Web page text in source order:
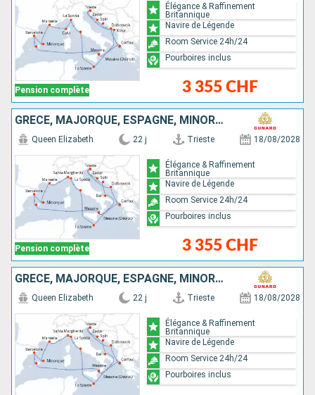
Pension complète 3 355 CHF
Élégance & Raffinement
Britannique
Navire de Légende
Room Service 24h/24
Pourboires inclus
GRÈCE, MAJORQUE, ESPAGNE, MINORQUE, FRANCE, ITALIE, MALTE, CROATIE
Pension complète
Queen Elizabeth 22 j Trieste 18/08/2028
3 355 CHF
Élégance & Raffinement
Britannique
Navire de Légende
Room Service 24h/24
Pourboires inclus
GRÈCE, MAJORQUE, ESPAGNE, MINORQUE, FRANCE, MALTE, CROATIE, ITALIE
Queen Elizabeth 22 j Trieste 18/08/2028
Élégance & Raffinement
Britannique
Navire de Légende
Room Service 24h/24
Pourboires inclus